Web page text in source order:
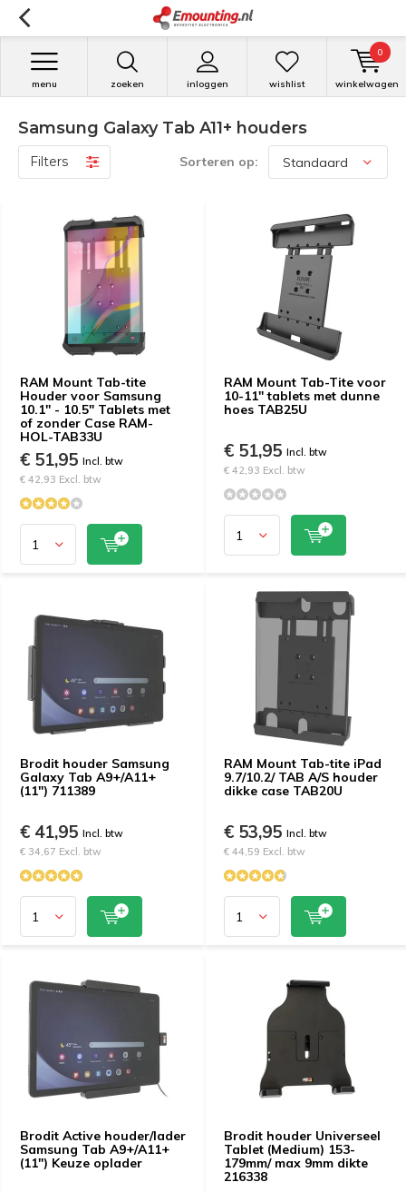
zoeken inloggen
menu wishlist winkelwagen
0
Samsung Galaxy Tab A11+ houders
Filters Sorteren op:
RAM Mount Tab-tite
Houder voor Samsung
10.1" - 10.5" Tablets met
of zonder Case RAM-
HOL-TAB33U
€ 51,95 Incl. btw
€ 42,93 Excl. btw
RAM Mount Tab-Tite voor
10-11" tablets met dunne
hoes TAB25U
€ 51,95 Incl. btw
€ 42,93 Excl. btw
Brodit houder Samsung
Galaxy Tab A9+/A11+
(11") 711389
€ 41,95 Incl. btw
€ 34,67 Excl. btw
RAM Mount Tab-tite iPad
9.7/10.2/ TAB A/S houder
dikke case TAB20U
€ 53,95 Incl. btw
€ 44,59 Excl. btw
Brodit Active houder/lader
Samsung Tab A9+/A11+
(11") Keuze oplader
Brodit houder Universeel
Tablet (Medium) 153-
179mm/ max 9mm dikte
216338